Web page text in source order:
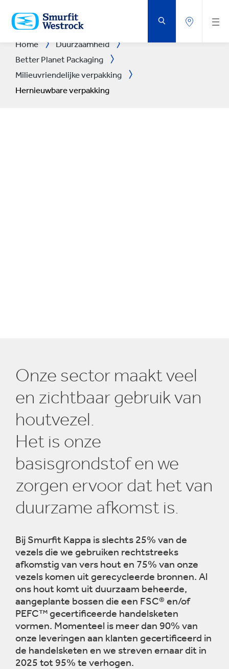
NAAR
DE
BELANGRIJKSTE
Home
Duurzaamheid
Better Planet Packaging
Milieuvriendelijke verpakking
Hernieuwbare verpakking
Onze sector maakt veel
en zichtbaar gebruik van
houtvezel.
Het is onze
basisgrondstof en we
zorgen ervoor dat het van
duurzame afkomst is.
Bij Smurfit Kappa is slechts 25% van de
vezels die we gebruiken rechtstreeks
afkomstig van vers hout en 75% van onze
vezels komen uit gerecycleerde bronnen. Al
ons hout komt uit duurzaam beheerde,
aangeplante bossen die een FSC® en/of
PEFC™ gecertificeerde handelsketen
vormen. Momenteel is meer dan 90% van
onze leveringen aan klanten gecertificeerd in
de handelsketen en we streven ernaar dit in
2025 tot 95% te verhogen.